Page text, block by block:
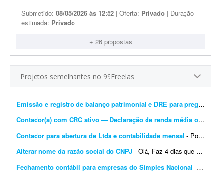
Submetido: 08/05/2026 às 12:52 | Oferta: Privado | Duração
estimada: Privado
+ 26 propostas
Projetos semelhantes no 99Freelas
Emissão e registro de balanço patrimonial e DRE para pregão
Contador(a) com CRC ativo — Declaração de renda média ou DECORE para PROUNI
Contador para abertura de Ltda e contabilidade mensal - Português: Procuro um contador ou escritório de contabilidade para uma Ltda em constituição no Rio de Janeiro, com sócio estrangeiro não residente (belga)....
Alterar nome da razão social do CNPJ - Olá, Faz 4 dias que abri um CNPJ novo no Simples Nacional. Precisei abrir uma conta no TikTok e o CPF aparece com meu nome de casada; por isso houve divergência no nome registrado na ...
Fechamento contábil para empresas do Simples Nacional - - Fechamento contábil de 30 empresas do Simples Nacional, referente a 2025. - Entrega com contas conciliadas e demonstrativo de composição de contas. - Empresas prestadoras de ...